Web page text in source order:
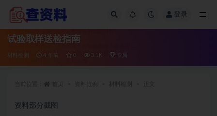
登录
试验取样送检指南
材料检测 4 年前 0 3.1K 专属
资料部分截图